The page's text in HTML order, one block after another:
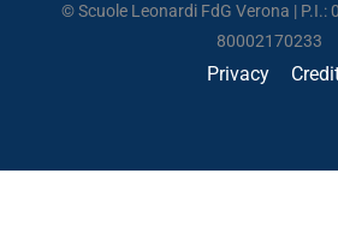
© Scuole Leonardi FdG Verona | P.I.:
80002170233
Privacy